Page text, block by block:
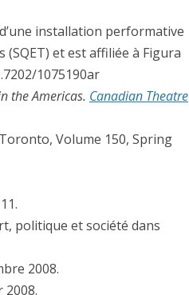
installation performative
(SQET) et est affiliée à Figura
1075190ar
the Americas. Canadian Theatre
Volume 150, Spring
politique et société dans
2008.
2008.